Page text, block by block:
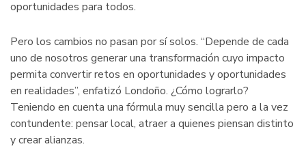
oportunidades para todos.
Pero los cambios no pasan por sí solos. “Depende de cada
uno de nosotros generar una transformación cuyo impacto
permita convertir retos en oportunidades y oportunidades
en realidades”, enfatizó Londoño. ¿Cómo lograrlo?
Teniendo en cuenta una fórmula muy sencilla pero a la vez
contundente: pensar local, atraer a quienes piensan distinto
y crear alianzas.